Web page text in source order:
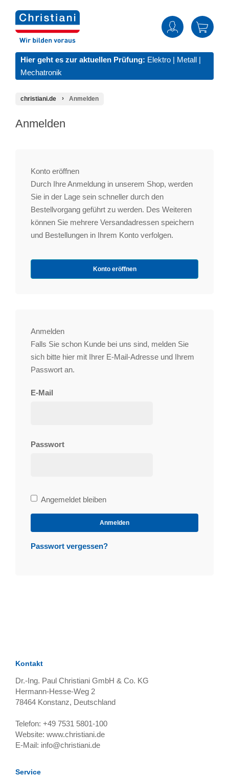
Hier geht es zur aktuellen Prüfung: Elektro | Metall |
Mechatronik
christiani.de Anmelden
Anmelden
Konto eröffnen
Durch Ihre Anmeldung in unserem Shop, werden
Sie in der Lage sein schneller durch den
Bestellvorgang geführt zu werden. Des Weiteren
können Sie mehrere Versandadressen speichern
und Bestellungen in Ihrem Konto verfolgen.
Konto eröffnen
Anmelden
Falls Sie schon Kunde bei uns sind, melden Sie
sich bitte hier mit Ihrer E-Mail-Adresse und Ihrem
Passwort an.
E-Mail
Passwort
Bleibe
angemeldet
Angemeldet bleiben
Anmelden
Passwort vergessen?
Kontakt
Dr.-Ing. Paul Christiani GmbH & Co. KG
Hermann-Hesse-Weg 2
78464 Konstanz, Deutschland
Telefon: +49 7531 5801-100
Website: www.christiani.de
E-Mail: info@christiani.de
Service